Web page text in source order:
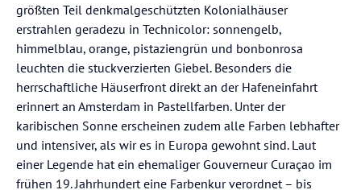
größten Teil denkmalgeschützten Kolonialhäuser
erstrahlen geradezu in Technicolor: sonnengelb,
himmelblau, orange, pistaziengrün und bonbonrosa
leuchten die stuckverzierten Giebel. Besonders die
herrschaftliche Häuserfront direkt an der Hafeneinfahrt
erinnert an Amsterdam in Pastellfarben. Unter der
karibischen Sonne erscheinen zudem alle Farben lebhafter
und intensiver, als wir es in Europa gewohnt sind. Laut
einer Legende hat ein ehemaliger Gouverneur Curaçao im
frühen 19. Jahrhundert eine Farbenkur verordnet – bis